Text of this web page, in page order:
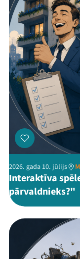
2026. gada 10. jūlijs
Interaktīva
pārvaldnieks?"